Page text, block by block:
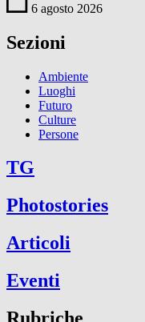
6 agosto 2026
Sezioni
Ambiente
Luoghi
Futuro
Culture
Persone
TG
Photostories
Articoli
Eventi